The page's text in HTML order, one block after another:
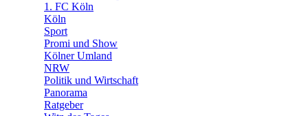
1. FC Köln
Köln
Sport
Promi und Show
Kölner Umland
NRW
Politik und Wirtschaft
Panorama
Ratgeber